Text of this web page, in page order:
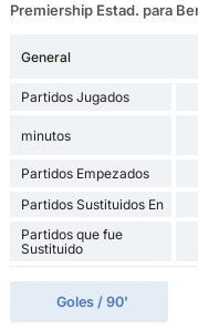
Premiership Estad. para
General
Partidos Jugados
minutos
Partidos Empezados
Partidos Sustituidos En
Partidos que fue
Sustituido
Goles / 90'